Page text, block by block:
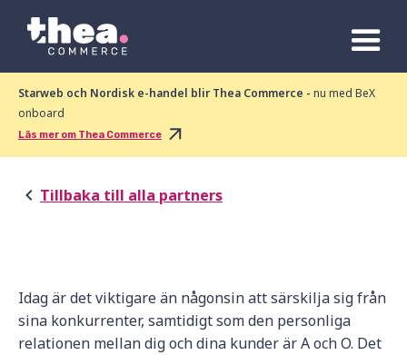
Starweb och Nordisk e-handel blir Thea Commerce - nu med BeX
onboard
Läs mer om Thea Commerce
Tillbaka till alla partners
Idag är det viktigare än någonsin att särskilja sig från
sina konkurrenter, samtidigt som den personliga
relationen mellan dig och dina kunder är A och O. Det